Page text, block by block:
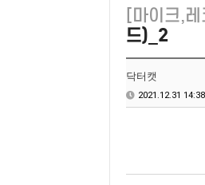
[마이크,
드)_2
닥터캣
2021.12.31 14:38